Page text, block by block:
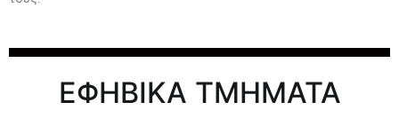
ΕΦΗΒΙΚΑ ΤΜΗΜΑΤΑ